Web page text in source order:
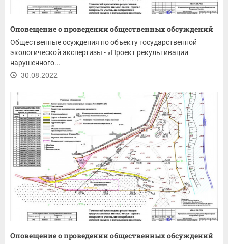
Оповещение о проведении общественных обсуждений
Общественные осуждения по объекту государственной
экологической экспертизы - «Проект рекультивации
нарушенного...
30.08.2022
Оповещение о проведении общественных обсуждений